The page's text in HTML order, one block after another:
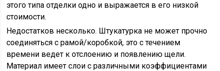
этого типа отделки одно и выражается в его низкой
стоимости.
Недостатков несколько. Штукатурка не может прочно
соединяться с рамой/коробкой, это с течением
времени ведет к отслоению и появлению щели.
Материал имеет слои с различными коэффициентами